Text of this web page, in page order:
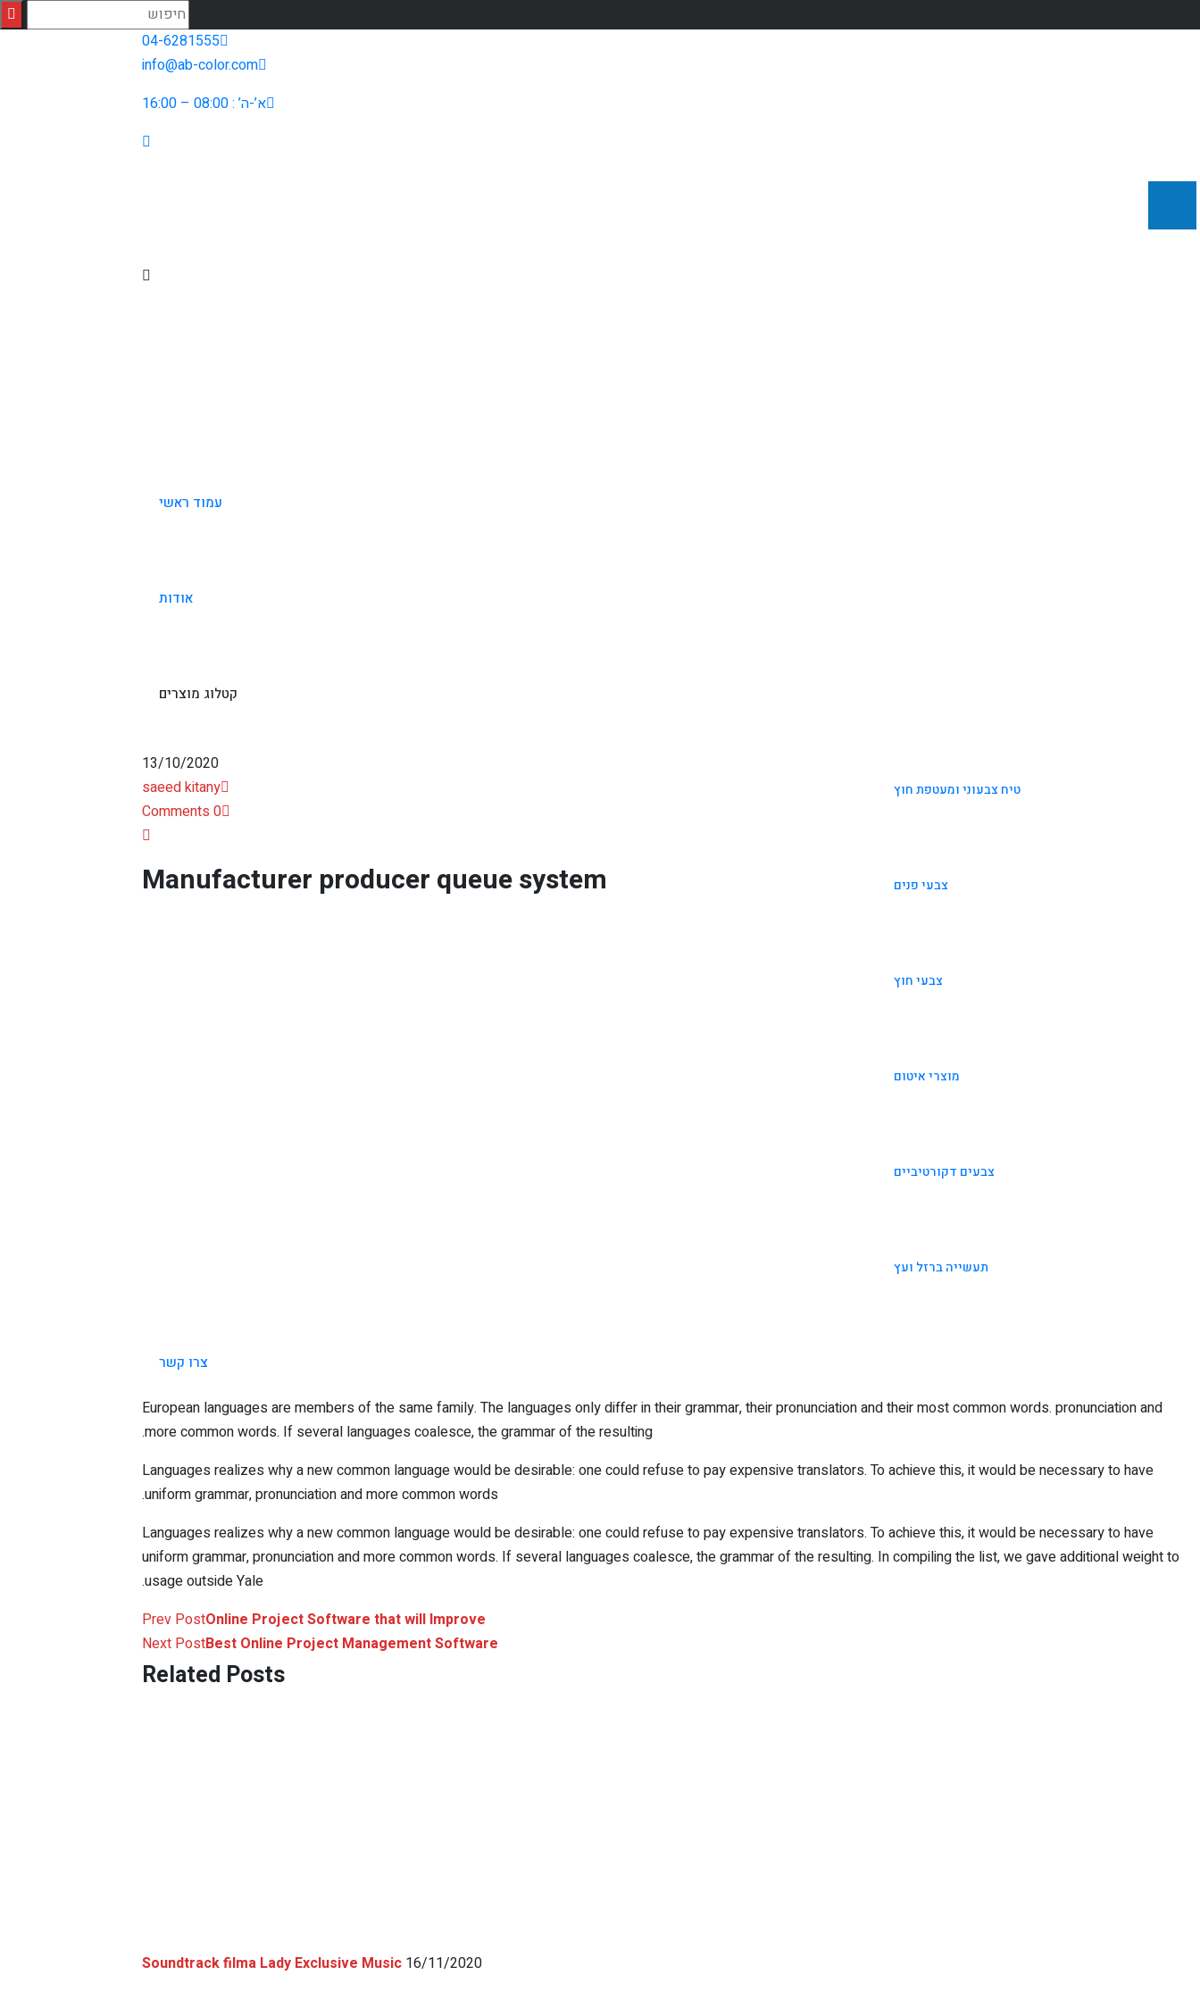
04-6281555
info@ab-color.com
א’-ה’ : 08:00 – 16:00
עמוד ראשי
אודות
קטלוג מוצרים
טיח צבעוני ומעטפת חוץ
צבעי פנים
צבעי חוץ
מוצרי איטום
צבעים דקורטיביים
תעשייה ברזל ועץ
צרו קשר
13/10/2020
saeed kitany
0 Comments
Manufacturer producer queue system
European languages are members of the same family. The languages only differ in their grammar, their pronunciation and their most common words. pronunciation and
more common words. If several languages coalesce, the grammar of the resulting.
Languages realizes why a new common language would be desirable: one could refuse to pay expensive translators. To achieve this, it would be necessary to have
uniform grammar, pronunciation and more common words.
Languages realizes why a new common language would be desirable: one could refuse to pay expensive translators. To achieve this, it would be necessary to have
uniform grammar, pronunciation and more common words. If several languages coalesce, the grammar of the resulting. In compiling the list, we gave additional weight to
usage outside Yale.
Prev PostOnline Project Software that will Improve
Next PostBest Online Project Management Software
Related Posts
Soundtrack filma Lady Exclusive Music 16/11/2020